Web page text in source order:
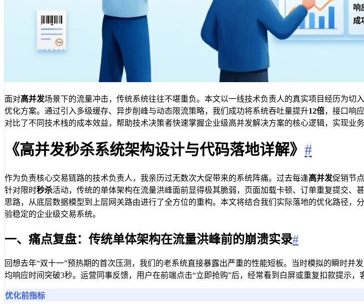
面对高并发场景下的流量冲击，传统系统往往不堪重负。本文以一线技术负责人的真实项目经历为切
优化方案。通过引入多级缓存、异步削峰与动态限流策略，我们成功将系统吞吐量提升12倍，接口响
对比了不同技术栈的成本效益，帮助技术决策者快速掌握企业级高并发解决方案的核心逻辑，实现业
《高并发秒杀系统架构设计与代码落地详解》 #
作为负责核心交易链路的技术负责人，我亲历过无数次大促带来的系统阵痛。过去每逢高并发促销节
针对限时秒杀活动，传统的单体架构在流量洪峰面前显得极其脆弱，页面加载卡顿、订单重复提交
思路，从底层数据模型到上层网关路由进行了全方位的重构。本文将结合我们实际落地的优化路径
验稳定的企业级交易系统。
一、痛点复盘：传统单体架构在流量洪峰前的崩溃实录#
回想去年“双十一”预热期的首次压测，我们的老系统直接暴露出严重的性能短板。当时模拟的瞬时并
均响应时间突破3秒。运营同事反馈，用户在前端点击“立即抢购”后，经常看到白屏或重复扣款提示
优化前指标